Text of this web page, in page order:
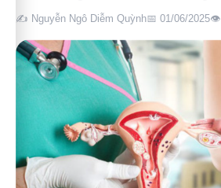
✍️ Nguyễn Ngô Diễm Quỳnh📅 01/06/2025👁️